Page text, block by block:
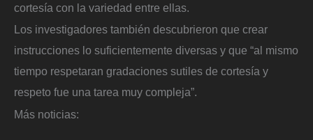
cortesía con la variedad entre ellas.
Los investigadores también descubrieron que crear
instrucciones lo suficientemente diversas y que “al mismo
tiempo respetaran gradaciones sutiles de cortesía y
respeto fue una tarea muy compleja”.
Más noticias: